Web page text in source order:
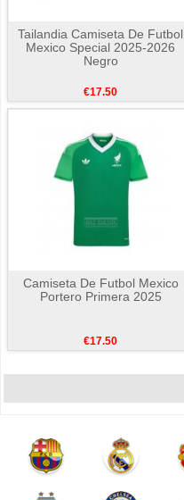
Tailandia Camiseta De Futbol
Mexico Special 2025-2026
Negro
€17.50
Camiseta De Futbol Mexico
Portero Primera 2025
€17.50